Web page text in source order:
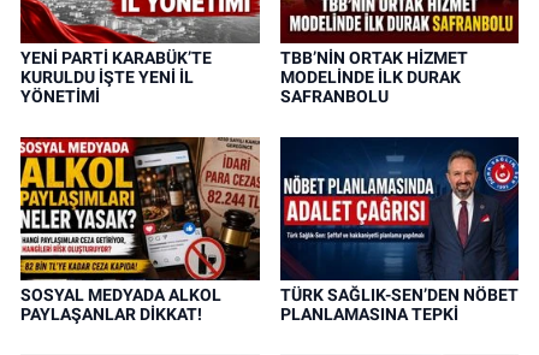
YENİ PARTİ KARABÜK’TE
KURULDU İŞTE YENİ İL
YÖNETİMİ
TBB’NİN ORTAK HİZMET
MODELİNDE İLK DURAK
SAFRANBOLU
SOSYAL MEDYADA ALKOL
PAYLAŞANLAR DİKKAT!
TÜRK SAĞLIK-SEN’DEN NÖBET
PLANLAMASINA TEPKİ